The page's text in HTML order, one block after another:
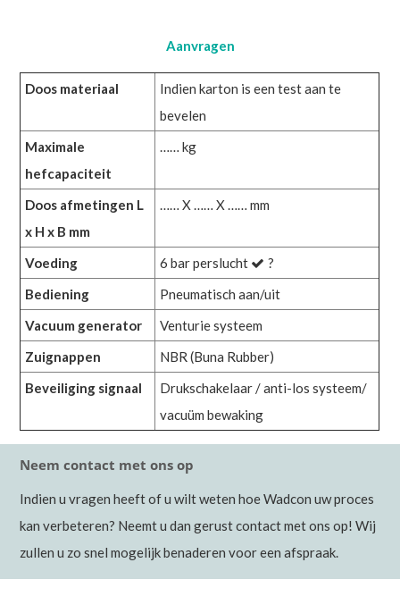
Aanvragen
Doos materiaal
Indien karton is een test aan te
bevelen
Maximale
hefcapaciteit
…… kg
Doos afmetingen L
x H x B mm
…… X …… X …… mm
Voeding 6 bar perslucht
?
Bediening
Pneumatisch aan/uit
Vacuum generator
Venturie systeem
Zuignappen
NBR (Buna Rubber)
Beveiliging signaal
Drukschakelaar / anti-los systeem/
vacuüm bewaking
Neem contact met ons op
Indien u vragen heeft of u wilt weten hoe Wadcon uw proces
kan verbeteren? Neemt u dan gerust contact met ons op! Wij
zullen u zo snel mogelijk benaderen voor een afspraak.